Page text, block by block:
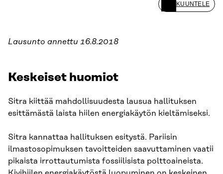
KUUNTELE
Lausunto annettu 16.8.2018
Keskeiset huomiot
Sitra kiittää mahdollisuudesta lausua hallituksen
esittämästä laista hiilen energiakäytön kieltämiseksi.
Sitra kannattaa hallituksen esitystä. Pariisin
ilmastosopimuksen tavoitteiden saavuttaminen vaatii
pikaista irrottautumista fossiilisista polttoaineista.